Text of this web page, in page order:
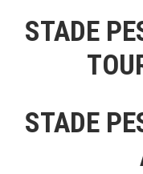
STADE
STADE